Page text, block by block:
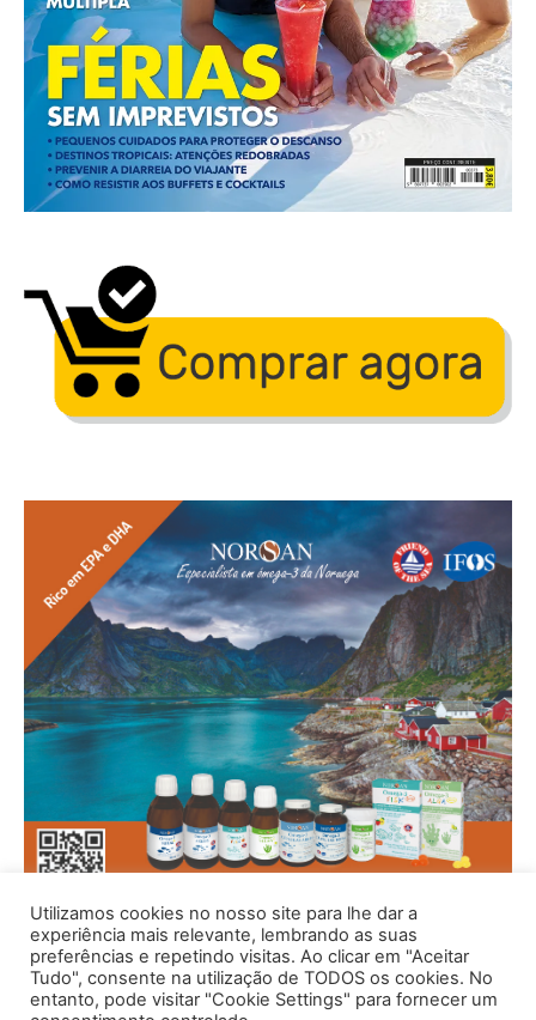
Utilizamos cookies no nosso site para lhe dar a
experiência mais relevante, lembrando as suas
preferências e repetindo visitas. Ao clicar em "Aceitar
Tudo", consente na utilização de TODOS os cookies. No
entanto, pode visitar "Cookie Settings" para fornecer um